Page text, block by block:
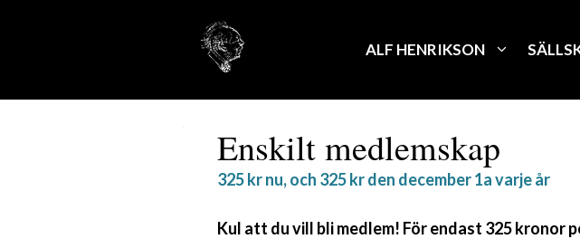
ALF HENRIKSON
Enskilt medlemskap
325kr nu, och 325kr den december 1a varje år
Kul att du vill bli medlem! För endast 325 kronor